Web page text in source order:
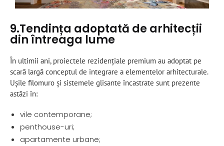
9.Tendința adoptată de arhitecții
din întreaga lume
În ultimii ani, proiectele rezidențiale premium au adoptat pe
scară largă conceptul de integrare a elementelor arhitecturale.
Ușile filomuro și sistemele glisante încastrate sunt prezente
astăzi în:
vile contemporane;
penthouse-uri;
apartamente urbane;